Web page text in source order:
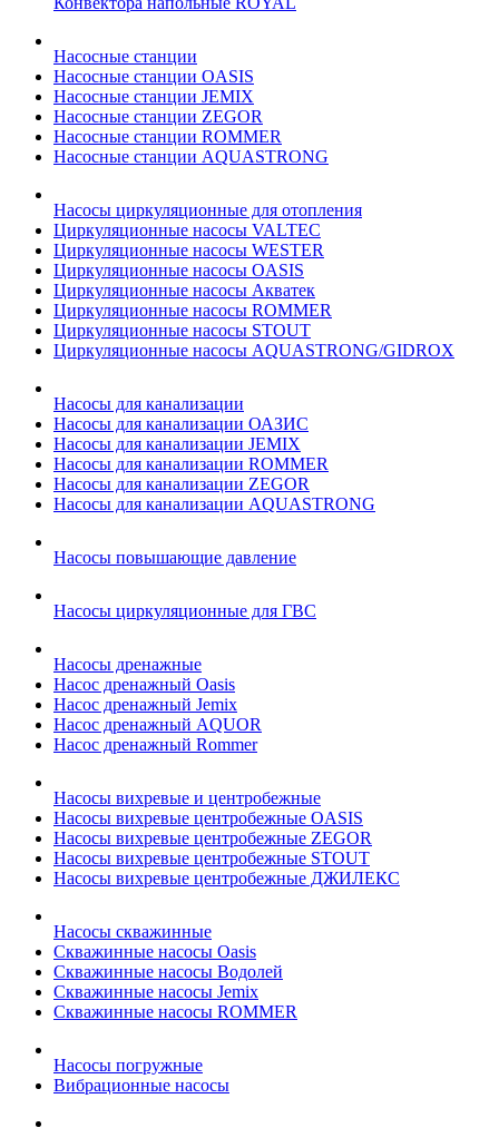
Насосные станции
Насосные станции OASIS
Насосные станции JEMIX
Насосные станции ZEGOR
Насосные станции ROMMER
Насосные станции AQUASTRONG
Насосы циркуляционные для отопления
Циркуляционные насосы VALTEC
Циркуляционные насосы WESTER
Циркуляционные насосы OASIS
Циркуляционные насосы Акватек
Циркуляционные насосы ROMMER
Циркуляционные насосы STOUT
Циркуляционные насосы AQUASTRONG/GIDROX
Насосы для канализации
Насосы для канализации ОАЗИС
Насосы для канализации JEMIX
Насосы для канализации ROMMER
Насосы для канализации ZEGOR
Насосы для канализации AQUASTRONG
Насосы повышающие давление
Насосы циркуляционные для ГВС
Насосы дренажные
Насос дренажный Oasis
Насос дренажный Jemix
Насос дренажный AQUOR
Насос дренажный Rommer
Насосы вихревые и центробежные
Насосы вихревые центробежные OASIS
Насосы вихревые центробежные ZEGOR
Насосы вихревые центробежные STOUT
Насосы вихревые центробежные ДЖИЛЕКС
Насосы скважинные
Скважинные насосы Oasis
Скважинные насосы Водолей
Скважинные насосы Jemix
Cкважинные насосы ROMMER
Насосы погружные
Вибрационные насосы